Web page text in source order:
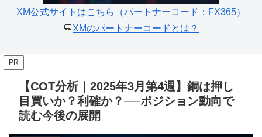
XM公式サイトはこちら（パートナーコード：FX365）
💬XMのパートナーコードとは？
PR
【COT分析｜2025年3月第4週】銅は押し
目買いか？利確か？──ポジション動向で
読む今後の展開